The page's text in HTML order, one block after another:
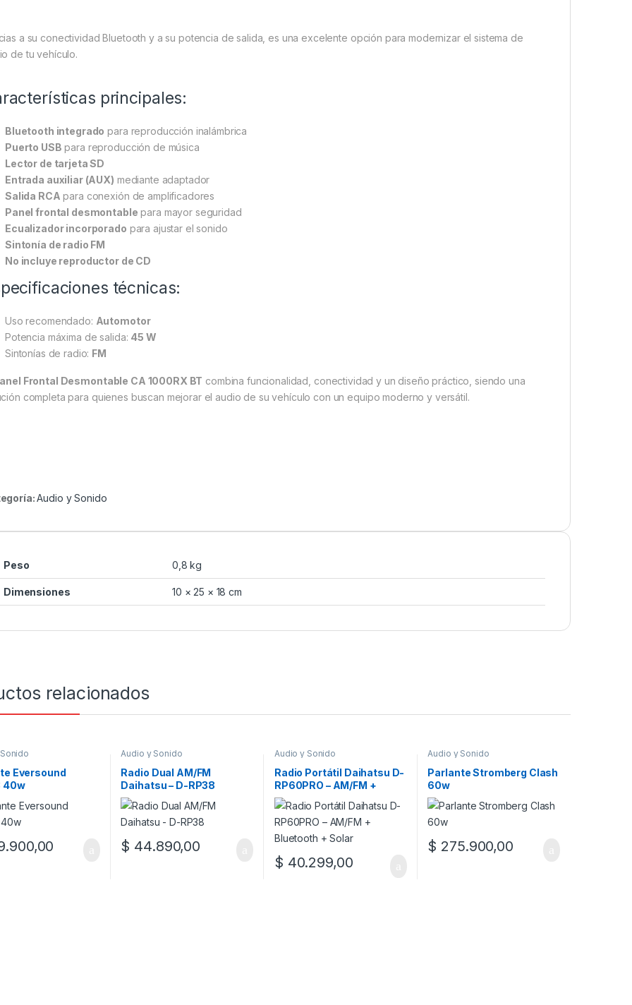
a su conectividad Bluetooth y a su potencia de salida, es una excelente opción para modernizar el sistema de
de tu vehículo.
principales:
Bluetooth integrado para reproducción inalámbrica
Puerto USB para reproducción de música
Lector de tarjeta SD
Entrada auxiliar (AUX) mediante adaptador
Salida RCA para conexión de amplificadores
Panel frontal desmontable para mayor seguridad
Ecualizador incorporado para ajustar el sonido
Sintonía de radio FM
No incluye reproductor de CD
técnicas:
Uso recomendado: Automotor
Potencia máxima de salida: 45 W
Sintonías de radio: FM
Frontal Desmontable CA 1000RX BT combina funcionalidad, conectividad y un diseño práctico, siendo una
completa para quienes buscan mejorar el audio de su vehículo con un equipo moderno y versátil.
Audio y Sonido
Peso 0,8 kg
Dimensiones 10 × 25 × 18 cm
relacionados
Eversound
40w
Audio y Sonido
Radio Dual AM/FM
Daihatsu – D-RP38
$ 44.890,00
Audio y Sonido
Radio Portátil Daihatsu D-
RP60PRO – AM/FM +
Bluetooth + Solar
$ 40.299,00
Audio y Sonido
Parlante Stromberg Clash
60w
$ 275.900,00